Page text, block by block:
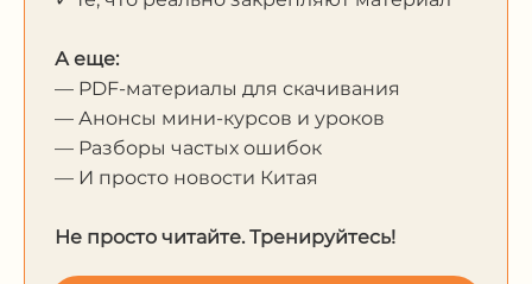
А еще:
— PDF-материалы для скачивания
— Анонсы мини-курсов и уроков
— Разборы частых ошибок
— И просто новости Китая
Не просто читайте. Тренируйтесь!